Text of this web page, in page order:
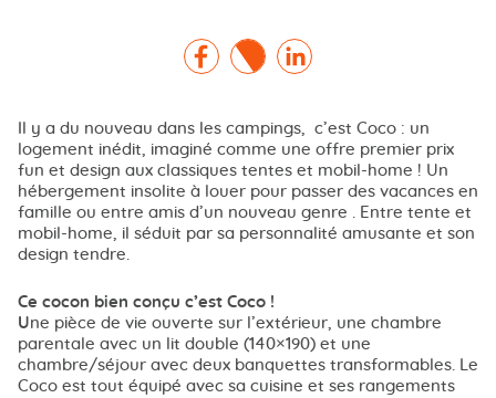
Facebook
TwitterLinkedin
Il y a du nouveau dans les campings, c’est Coco : un
logement inédit, imaginé comme une offre premier prix
fun et design aux classiques tentes et mobil-home ! Un
hébergement insolite à louer pour passer des vacances en
famille ou entre amis d’un nouveau genre . Entre tente et
mobil-home, il séduit par sa personnalité amusante et son
design tendre.
Ce cocon bien conçu c’est Coco !
Une pièce de vie ouverte sur l’extérieur, une chambre
parentale avec un lit double (140×190) et une
chambre/séjour avec deux banquettes transformables. Le
Coco est tout équipé avec sa cuisine et ses rangements